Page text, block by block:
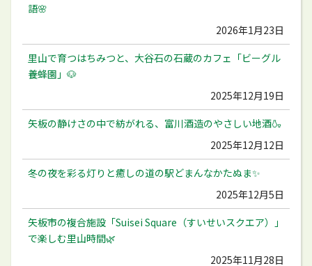
語🌸
2026年1月23日
里山で育つはちみつと、大谷石の石蔵のカフェ「ビーグル
養蜂園」🐶
2025年12月19日
矢板の静けさの中で紡がれる、富川酒造のやさしい地酒🍶
2025年12月12日
冬の夜を彩る灯りと癒しの道の駅どまんなかたぬま✨
2025年12月5日
矢板市の複合施設「Suisei Square（すいせいスクエア）」
で楽しむ里山時間🌿
2025年11月28日